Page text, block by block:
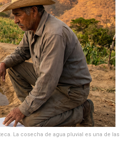
La cosecha de agua pluvial es una de las